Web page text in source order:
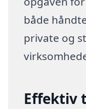
både
private og
Effektiv